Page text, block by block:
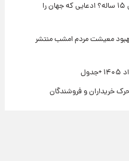
راز طول عمر انسان در دستان یک نوجوان ۱۵ ساله؟ ادعایی که جهان را
بهبود معیشت مردم امشب منتشر
خریداران و فروشندگان